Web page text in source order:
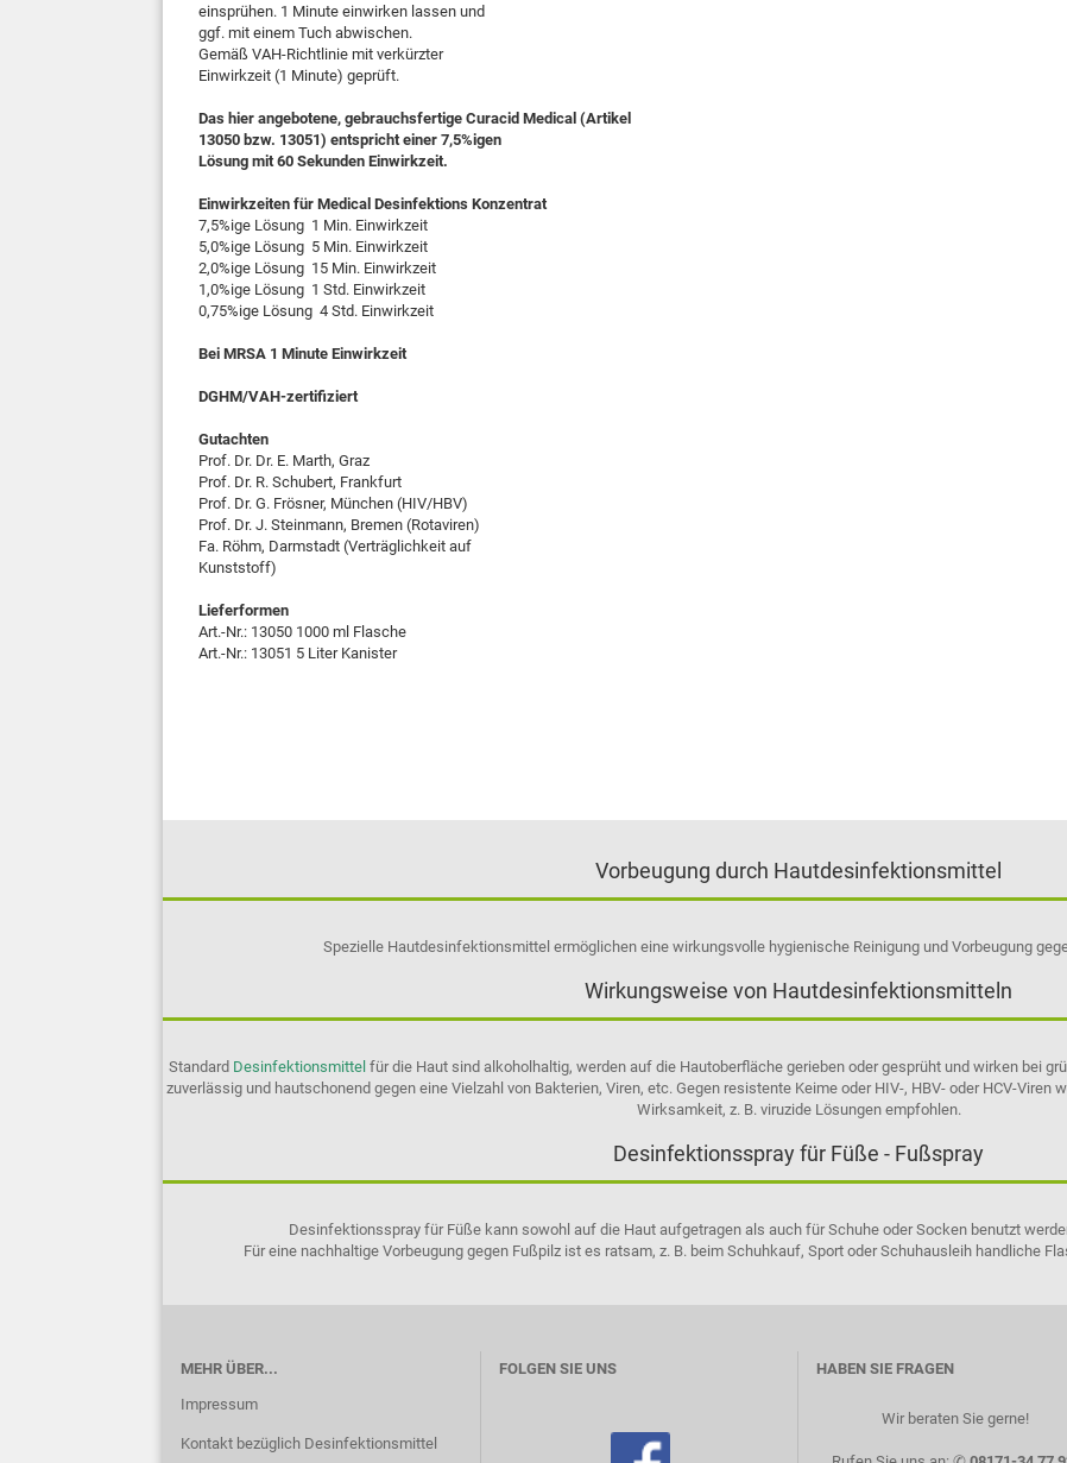
einsprühen. 1 Minute einwirken lassen und
ggf. mit einem Tuch abwischen.
Gemäß VAH-Richtlinie mit verkürzter
Einwirkzeit (1 Minute) geprüft.
Das hier angebotene, gebrauchsfertige Curacid Medical (Artikel
13050 bzw. 13051) entspricht einer 7,5%igen
Lösung mit 60 Sekunden Einwirkzeit.
Einwirkzeiten für Medical Desinfektions Konzentrat
7,5%ige Lösung 1 Min. Einwirkzeit
5,0%ige Lösung 5 Min. Einwirkzeit
2,0%ige Lösung 15 Min. Einwirkzeit
1,0%ige Lösung 1 Std. Einwirkzeit
0,75%ige Lösung 4 Std. Einwirkzeit
Bei MRSA 1 Minute Einwirkzeit
DGHM/VAH-zertifiziert
Gutachten
Prof. Dr. Dr. E. Marth, Graz
Prof. Dr. R. Schubert, Frankfurt
Prof. Dr. G. Frösner, München (HIV/HBV)
Prof. Dr. J. Steinmann, Bremen (Rotaviren)
Fa. Röhm, Darmstadt (Verträglichkeit auf
Kunststoff)
Lieferformen
Art.-Nr.: 13050 1000 ml Flasche
Art.-Nr.: 13051 5 Liter Kanister
Vorbeugung durch Hautdesinfektionsmittel
Spezielle Hautdesinfektionsmittel ermöglichen eine wirkungsvolle hygienische Reinigung und Vorbeugung
Wirkungsweise von Hautdesinfektionsmitteln
Standard Desinfektionsmittel für die Haut sind alkoholhaltig, werden auf die Hautoberfläche gerieben oder gesprüht und wirken bei
zuverlässig und hautschonend gegen eine Vielzahl von Bakterien, Viren, etc. Gegen resistente Keime oder HIV-, HBV- oder HCV-
Wirksamkeit, z. B. viruzide Lösungen empfohlen.
Desinfektionsspray für Füße - Fußspray
Desinfektionsspray für Füße kann sowohl auf die Haut aufgetragen als auch für Schuhe oder Socken benutzt
Für eine nachhaltige Vorbeugung gegen Fußpilz ist es ratsam, z. B. beim Schuhkauf, Sport oder Schuhausleih handliche
MEHR ÜBER...
Impressum
Kontakt bezüglich Desinfektionsmittel
FOLGEN SIE UNS HABEN SIE FRAGEN
Wir beraten Sie gerne! ​